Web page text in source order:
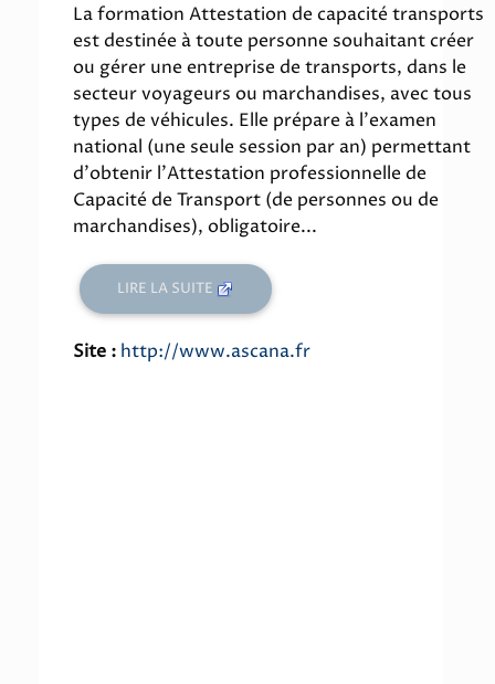
La formation Attestation de capacité transports
est destinée à toute personne souhaitant créer
ou gérer une entreprise de transports, dans le
secteur voyageurs ou marchandises, avec tous
types de véhicules. Elle prépare à l'examen
national (une seule session par an) permettant
d'obtenir l'Attestation professionnelle de
Capacité de Transport (de personnes ou de
marchandises), obligatoire...
LIRE LA SUITE
Site : http://www.ascana.fr